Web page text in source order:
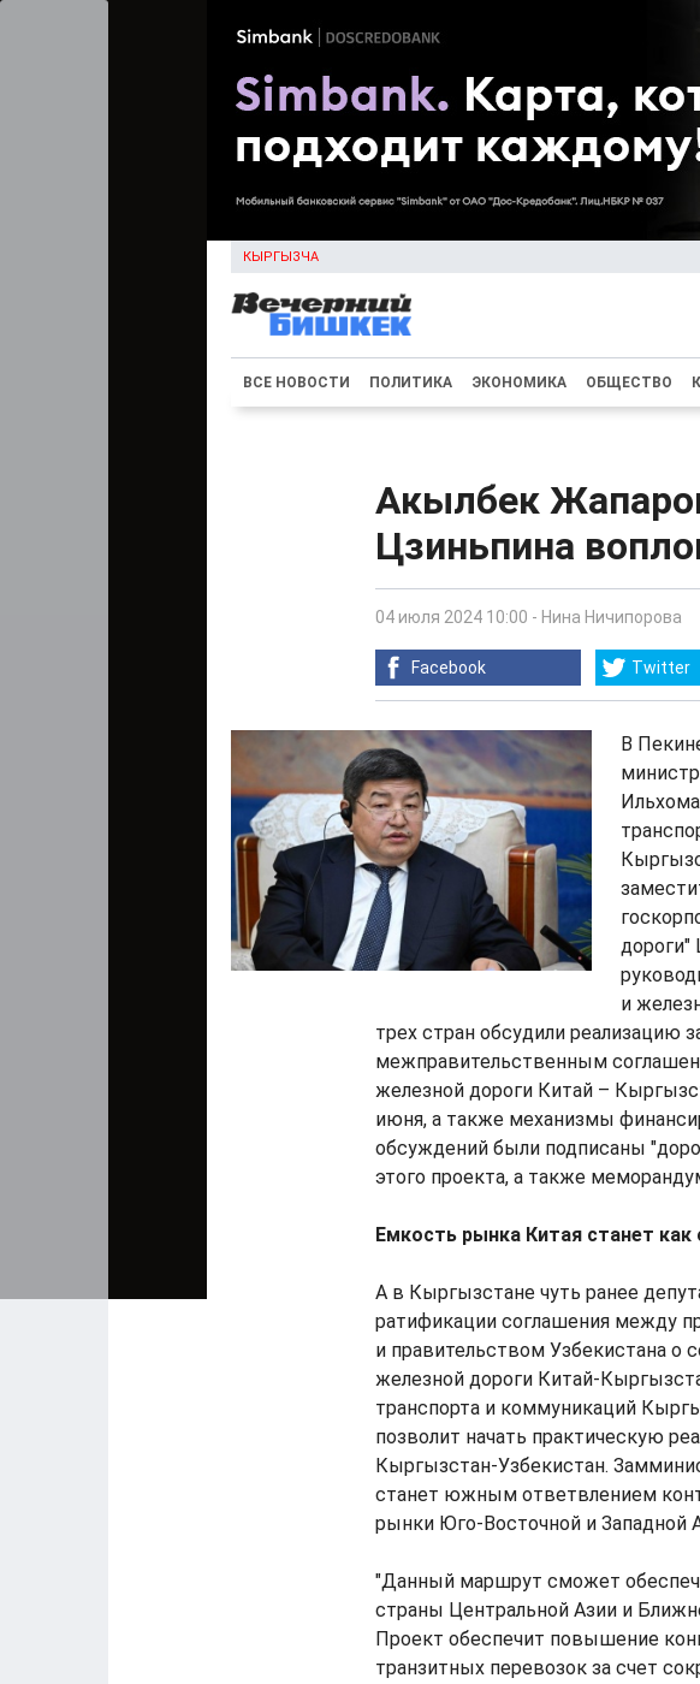
КЫРГЫЗЧА
ВСЕ НОВОСТИ ПОЛИТИКА ЭКОНОМИКА ОБЩЕСТВО
Акылбек
Цзиньпина
04 июля 2024 10:00 - Нина Ничипорова
Facebook Twitter
В
дороги"
и
трех стран обсудили реализацию
межправительственным
железной дороги Китай –
июня, а также механизмы
обсуждений были подписаны
этого проекта, а также
Емкость рынка Китая станет как
А в Кыргызстане чуть ранее
ратификации соглашения между
и правительством Узбекистана о
железной дороги Китай-
транспорта и коммуникаций
позволит начать практическую
Кыргызстан-Узбекистан.
станет южным ответвлением
рынки Юго-Восточной и Западной
"Данный маршрут сможет
страны Центральной Азии и
Проект обеспечит повышение
транзитных перевозок за счет